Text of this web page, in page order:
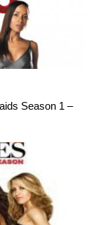
Season 1 –